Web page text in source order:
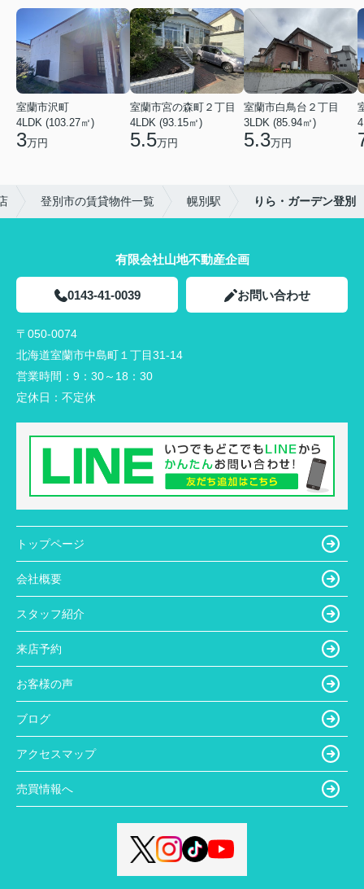
室蘭市沢町
4LDK (103.27㎡)
3万円
室蘭市宮の森町２丁目
4LDK (93.15㎡)
5.5万円
室蘭市白鳥台２丁目
3LDK (85.94㎡)
5.3万円
登別市の賃貸物件一覧 幌別駅 りら・ガーデン登別
有限会社山地不動産企画
0143-41-0039 お問い合わせ
〒050-0074
北海道室蘭市中島町１丁目31-14
営業時間： 9：30～18：30
定休日： 不定休
トップページ
会社概要
スタッフ紹介
来店予約
お客様の声
ブログ
アクセスマップ
売買情報へ